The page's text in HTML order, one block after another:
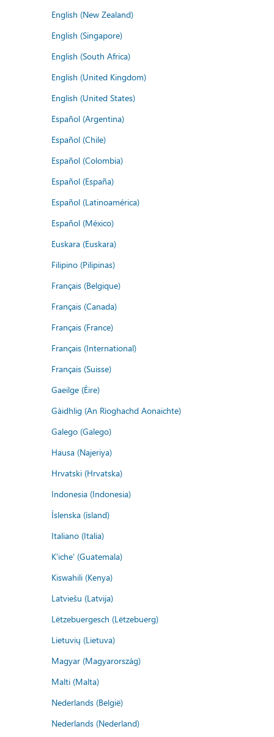
English (New Zealand)
English (Singapore)
English (South Africa)
English (United Kingdom)
English (United States)
Español (Argentina)
Español (Chile)
Español (Colombia)
Español (España)
Español (Latinoamérica)
Español (México)
Euskara (Euskara)
Filipino (Pilipinas)
Français (Belgique)
Français (Canada)
Français (France)
Français (International)
Français (Suisse)
Gaeilge (Éire)
Gàidhlig (An Rìoghachd Aonaichte)
Galego (Galego)
Hausa (Najeriya)
Hrvatski (Hrvatska)
Indonesia (Indonesia)
Íslenska (ísland)
Italiano (Italia)
K'iche' (Guatemala)
Kiswahili (Kenya)
Latviešu (Latvija)
Lëtzebuergesch (Lëtzebuerg)
Lietuvių (Lietuva)
Magyar (Magyarország)
Malti (Malta)
Nederlands (België)
Nederlands (Nederland)